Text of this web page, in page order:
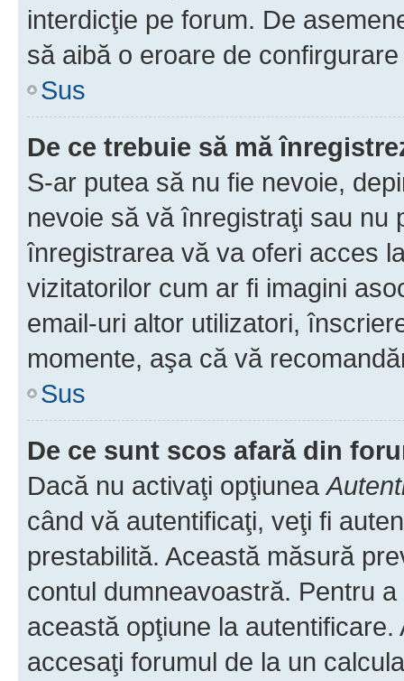
interdicţie pe forum. De
să aibă o eroare de
Sus
De ce trebuie să mă
S-ar putea să nu fie nevoie,
nevoie să vă înregistraţi sau nu
înregistrarea vă va oferi acces
vizitatorilor cum ar fi imagini
email-uri altor utilizatori,
momente, aşa că vă
Sus
De ce sunt scos afară din
Dacă nu activaţi opţiunea
când vă autentificaţi, veţi fi
prestabilită. Această măsură
contul dumneavoastră. Pentru
această opţiune la
accesaţi forumul de la un